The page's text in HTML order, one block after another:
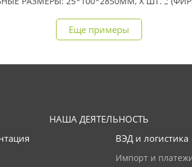
Еще примеры
НАША ДЕЯТЕЛЬНОСТЬ
ВЭД и логистика
Импорт и